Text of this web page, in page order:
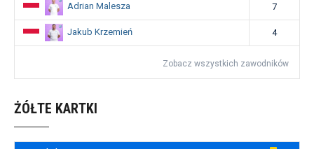
Adrian Malesza 7
Jakub Krzemień 4
Zobacz wszystkich zawodników
ŻÓŁTE KARTKI